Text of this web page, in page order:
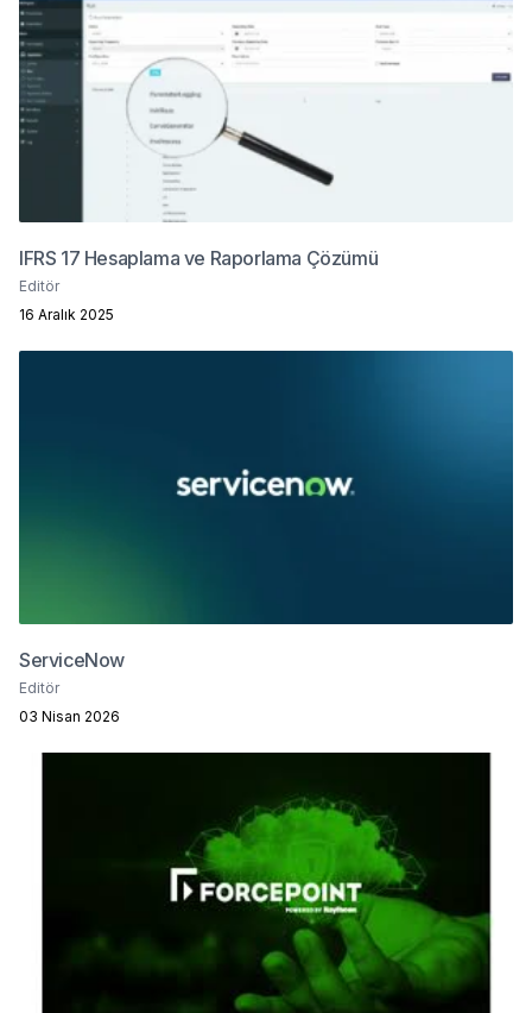
IFRS 17 Hesaplama ve Raporlama Çözümü
Editör
16 Aralık 2025
ServiceNow
Editör
03 Nisan 2026